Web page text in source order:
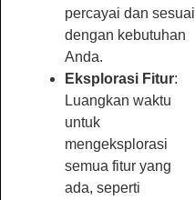
percayai dan sesuai
dengan kebutuhan
Anda.
Eksplorasi Fitur:
Luangkan waktu
untuk
mengeksplorasi
semua fitur yang
ada, seperti